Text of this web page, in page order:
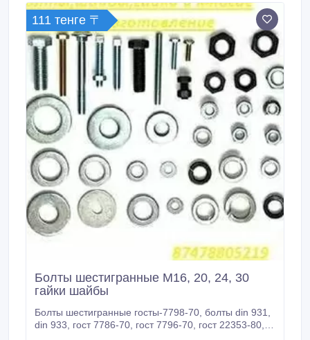
Качественно! В срок! По Казахстану!.
111 тенге 〒
Болты шестигранные М16, 20, 24, 30
гайки шайбы
Болты шестигранные госты-7798-70, болты din 931,
din 933, гост 7786-70, гост 7796-70, гост 22353-80,